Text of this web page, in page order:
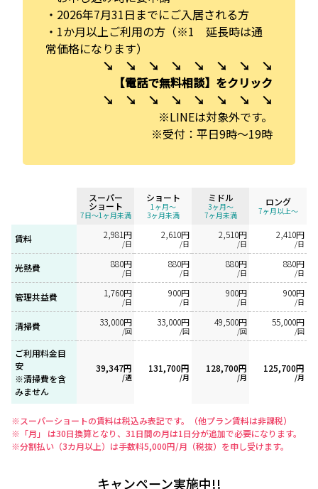
・2026年7月31日までにご入居される方
・1か月以上ご利用の方（※1 延長時は通
常価格になります）
↘ ↘ ↘ ↘ ↘ ↘ ↘ ↘
【電話で無料相談】をクリック
↘ ↘ ↘ ↘ ↘ ↘ ↘ ↘
※LINEは対象外です。
※受付：平日9時～19時
スーパー
ショート
7日～1ヶ月未満
ショート
1ヶ月〜
3ヶ月未満
ミドル
3ヶ月〜
7ヶ月未満
ロング
7ヶ月以上〜
賃料 2,981円
/日
2,610円
/日
2,510円
/日
2,410円
/日
光熱費 880円
/日
880円
/日
880円
/日
880円
/日
管理共益費 1,760円
/日
900円
/日
900円
/日
900円
/日
清掃費 33,000円
/回
33,000円
/回
49,500円
/回
55,000円
/回
ご利用料金目
安
※清掃費を含
みません
39,347円
/週
131,700円
/月
128,700円
/月
125,700円
/月
※スーパーショートの賃料は税込み表記です。（他プラン賃料は非課税）
※「月」 は30日換算となり、31日間の月は1日分が追加で必要になります。
※分割払い（3カ月以上）は手数料5,000円/月（税抜）を申し受けます。
キャンペーン実施中!!